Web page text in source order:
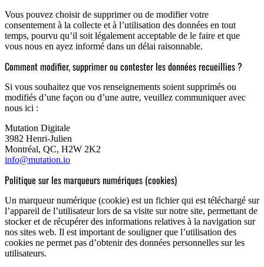
Vous pouvez choisir de supprimer ou de modifier votre
consentement à la collecte et à l’utilisation des données en tout
temps, pourvu qu’il soit légalement acceptable de le faire et que
vous nous en ayez informé dans un délai raisonnable.
Comment modifier, supprimer ou contester les données recueillies ?
Si vous souhaitez que vos renseignements soient supprimés ou
modifiés d’une façon ou d’une autre, veuillez communiquer avec
nous ici :
Mutation Digitale
3982 Henri-Julien
Montréal, QC, H2W 2K2
info@mutation.io
Politique sur les marqueurs numériques (cookies)
Un marqueur numérique (cookie) est un fichier qui est téléchargé sur
l’appareil de l’utilisateur lors de sa visite sur notre site, permettant de
stocker et de récupérer des informations relatives à la navigation sur
nos sites web. Il est important de souligner que l’utilisation des
cookies ne permet pas d’obtenir des données personnelles sur les
utilisateurs.